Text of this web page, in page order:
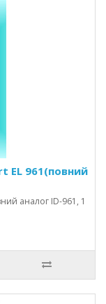
EL 961(повний
аналог ID-961, 1